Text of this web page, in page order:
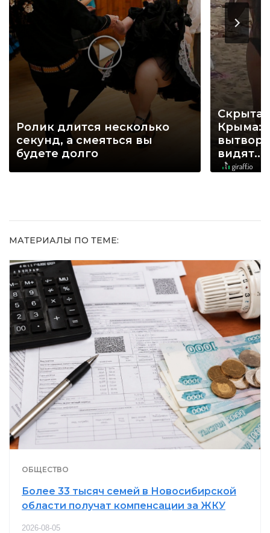
Ролик длится несколько
секунд, а смеяться вы
будете долго
Крыма:
видят...
МАТЕРИАЛЫ ПО ТЕМЕ:
ОБЩЕСТВО
Более 33 тысяч семей в Новосибирской
области получат компенсации за ЖКУ
2026-08-05